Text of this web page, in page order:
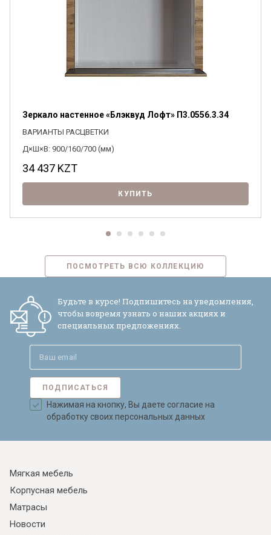
Зеркало настенное «Блэквуд Лофт» П3.0556.3.34
ВАРИАНТЫ РАСЦВЕТКИ
Д×Ш×В: 900/160/700 (мм)
34 437 KZT
КУПИТЬ
ПОСМОТРЕТЬ ВСЮ КОЛЛЕКЦИЮ
Будьте в курсе! Подпишитесь на уведомления,
чтобы вовремя узнать о наших акциях и
специальных предложениях.
ПОДПИСАТЬСЯ
Нажимая на кнопку, Вы даете согласие на
обработку своих персональных данных
Мягкая мебель
Корпусная мебель
Матрасы
Новости